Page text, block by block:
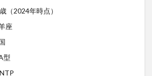
（2024年時点）
座
型